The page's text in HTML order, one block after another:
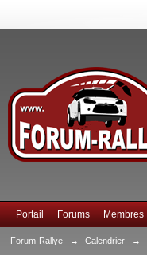
Portail Forums Membres
Forum-Rallye → Calendrier →